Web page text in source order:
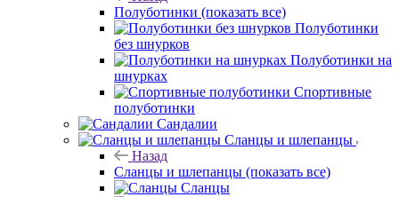
Полуботинки (показать все)
Полуботинки
без шнурков
Полуботинки на
шнурках
Спортивные
полуботинки
Сандалии
Сланцы и шлепанцы
Назад
Сланцы и шлепанцы (показать все)
Сланцы